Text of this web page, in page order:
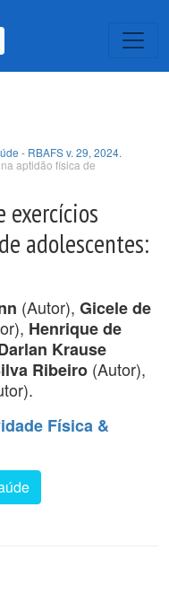
- RBAFS v. 29, 2024.
aptidão física de
exercícios
adolescentes:
(Autor), Gicele de
Henrique de
Krause
Ribeiro (Autor),
Física &